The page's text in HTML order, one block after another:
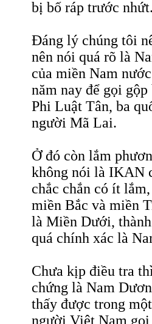
bị bố ráp trước
Đáng lý chúng tôi
nên nói quá rõ là
của miền Nam
năm nay để gọi
Phi Luật Tân, ba
người Mã Lai.
Ở đó còn lắm
không nói là IKAN
chắc chắn có ít
miền Bắc và miền
là Miền Dưới,
quá chính xác là
Chưa kịp điều tra
chứng là Nam
thấy được trong
người Việt Nam